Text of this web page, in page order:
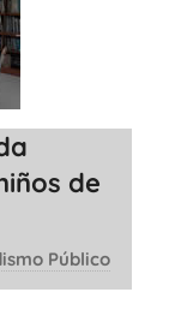
de
Público